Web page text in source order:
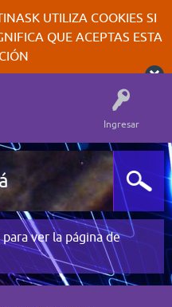
UTILIZA COOKIES SI
QUE ACEPTAS ESTA
Ingresar
para ver la página de